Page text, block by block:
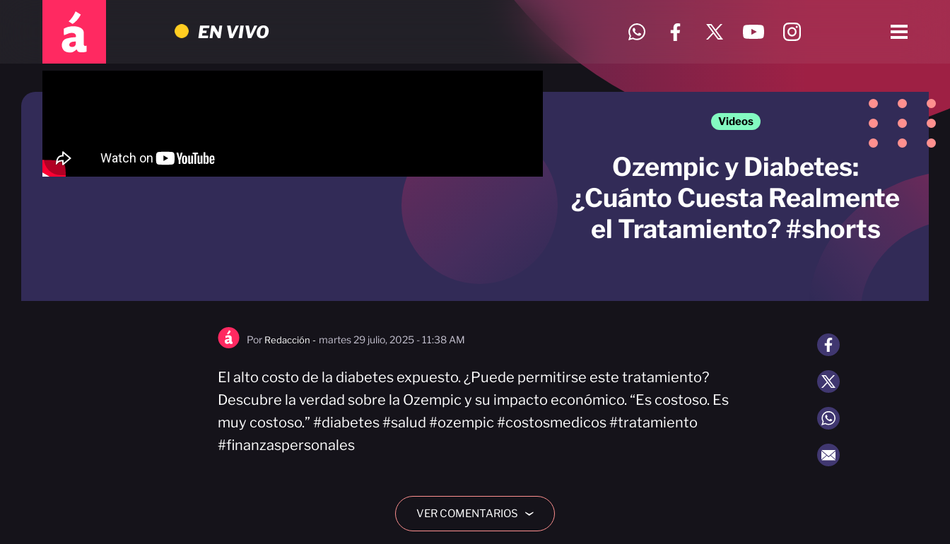
EN VIVO
Videos
Ozempic y Diabetes:
¿Cuánto Cuesta Realmente
el Tratamiento? #shorts
Por Redacción - martes 29 julio, 2025 - 11:38 AM
El alto costo de la diabetes expuesto. ¿Puede permitirse este tratamiento?
Descubre la verdad sobre la Ozempic y su impacto económico. “Es costoso. Es
muy costoso.” #diabetes #salud #ozempic #costosmedicos #tratamiento
#finanzaspersonales
VER COMENTARIOS ›